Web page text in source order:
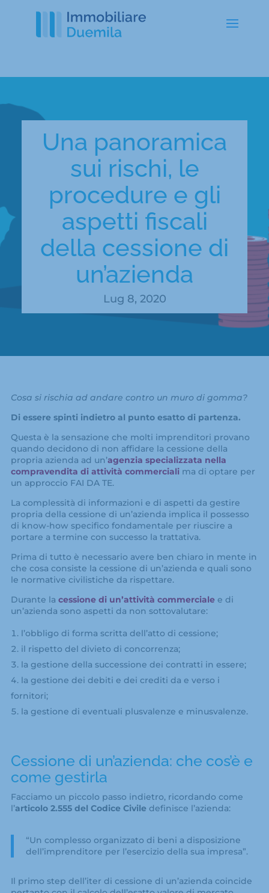
Una panoramica
sui rischi, le
procedure e gli
aspetti fiscali
della cessione di
un’azienda
Lug 8, 2020
Cosa si rischia ad andare contro un muro di gomma?
Di essere spinti indietro al punto esatto di partenza.
Questa è la sensazione che molti imprenditori provano
quando decidono di non affidare la cessione della
propria azienda ad un’agenzia specializzata nella
compravendita di attività commercialima di optare per
un approccio FAI DA TE.
La complessità di informazioni e di aspetti da gestire
propria della cessione di un’azienda implica il possesso
di know-how specifico fondamentale per riuscire a
portare a termine con successo la trattativa.
Prima di tutto è necessario avere ben chiaro in mente in
che cosa consiste la cessione di un’azienda e quali sono
le normative civilistiche da rispettare.
Durante la cessione di un’attività commercialee di
un’azienda sono aspetti da non sottovalutare:
l’obbligo di forma scritta dell’atto di cessione;
il rispetto del divieto di concorrenza;
la gestione della successione dei contratti in essere;
la gestione dei debiti e dei crediti da e verso i
fornitori;
la gestione di eventuali plusvalenze e minusvalenze.
Cessione di un’azienda: che cos’è e
come gestirla
Facciamo un piccolo passo indietro, ricordando come
l’articolo 2.555 del Codice Civile definisce l’azienda:
“Un complesso organizzato di beni a disposizione
dell’imprenditore per l’esercizio della sua impresa”.
Il primo step dell’iter di cessione di un’azienda coincide